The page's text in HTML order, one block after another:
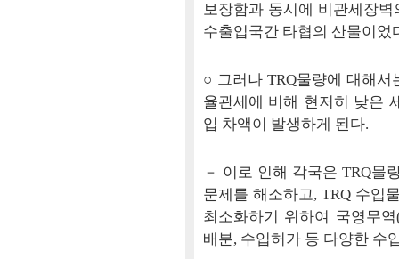
보장함과 동시에 비관세장
수출입국간 타협의 산물이었
○ 그러나 TRQ물량에 대해
율관세에 비해 현저히 낮은
입 차액이 발생하게 된다.
－ 이로 인해 각국은 TRQ물
문제를 해소하고, TRQ 수입
최소화하기 위하여 국영무
배분, 수입허가 등 다양한